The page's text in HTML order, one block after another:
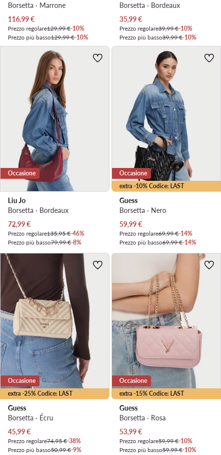
Borsetta · Marrone
Prezzo attuale
116,99€
Prezzo regolare129,99 €-10%
Prezzo più basso129,99 €-10%
Borsetta · Bordeaux
Prezzo attuale
35,99€
Prezzo regolare39,99 €-10%
Prezzo più basso39,99 €-10%
Occasione
Liu Jo
Borsetta · Bordeaux
Prezzo attuale
72,99€
Prezzo regolare135,95 €-46%
Prezzo più basso79,99 €-8%
extra -10% Codice: LAST
Occasione
Guess
Borsetta · Nero
Prezzo attuale
59,99€
Prezzo regolare69,99 €-14%
Prezzo più basso69,99 €-14%
extra -25% Codice: LAST
Occasione
Guess
Borsetta · Écru
Prezzo attuale
45,99€
Prezzo regolare74,95 €-38%
Prezzo più basso50,99 €-9%
extra -15% Codice: LAST
Occasione
Guess
Borsetta · Rosa
Prezzo attuale
53,99€
Prezzo regolare59,99 €-10%
Prezzo più basso59,99 €-10%